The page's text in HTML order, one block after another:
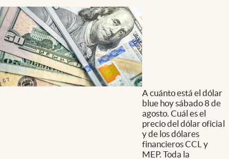
A cuánto está el dólar
blue hoy sábado 8 de
agosto. Cuál es el
precio del dólar oficial
y de los dólares
financieros CCL y
MEP. Toda la